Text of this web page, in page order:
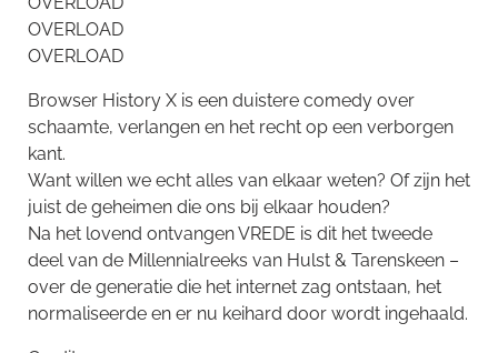
OVERLOAD
OVERLOAD
Browser History X is een duistere comedy over
schaamte, verlangen en het recht op een verborgen
kant.
Want willen we echt alles van elkaar weten? Of zijn het
juist de geheimen die ons bij elkaar houden?
Na het lovend ontvangen VREDE is dit het tweede
deel van de Millennialreeks van Hulst & Tarenskeen –
over de generatie die het internet zag ontstaan, het
normaliseerde en er nu keihard door wordt ingehaald.